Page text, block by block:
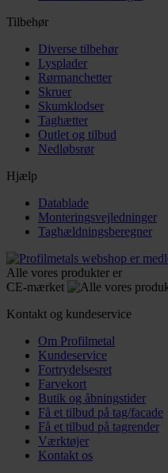
Tilbehør
Diverse tilbehør
Lysplader
Rørmanchetter
Skruer
Skumklodser
Taghætter
Outlet og tilbud
Nedløbsrør
Hjælp
Datablade
Monteringsvejledninger
Taghældningsberegner
Alle vores produkter er
CE-mærket
Kontakt og kundeservice
Om Profilmetal
Kundeservice
Fortrydelsesret
Farvekort
Butik og åbningstider
Få et tilbud på tag/facade
Få et tilbud på tagrender
Værktøjer
Kontakt os